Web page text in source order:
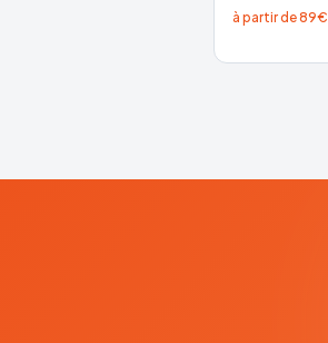
à partir de 89€